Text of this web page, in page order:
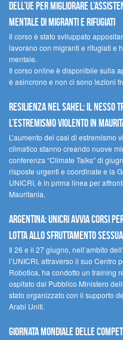
dell’UE per migliorare
mentale di migranti e rifugiati
Il corso è stato sviluppato
lavorano con migranti e rifugiati e
mentale.
Il corso online è disponibile sulla
è asincrono e non ci sono lezioni
Resilienza nel Sahel: il nesso
l’estremismo violento in
L’aumento dei casi di estremismo
climatico stanno creando nuove
conferenza “Climate Talks” di
risposte urgenti e coordinate e la
UNICRI, è in prima linea per
Mauritania.
Argentina: UNICRI avvia corsi
lotta allo sfruttamento
Il 26 e il 27 giugno, nell’ambito
l’UNICRI, attraverso il suo Centro
Robotica, ha condotto un training
ospitato dal Pubblico Ministero
stato organizzato con il supporto
Arabi Uniti.
Giornata Mondiale delle